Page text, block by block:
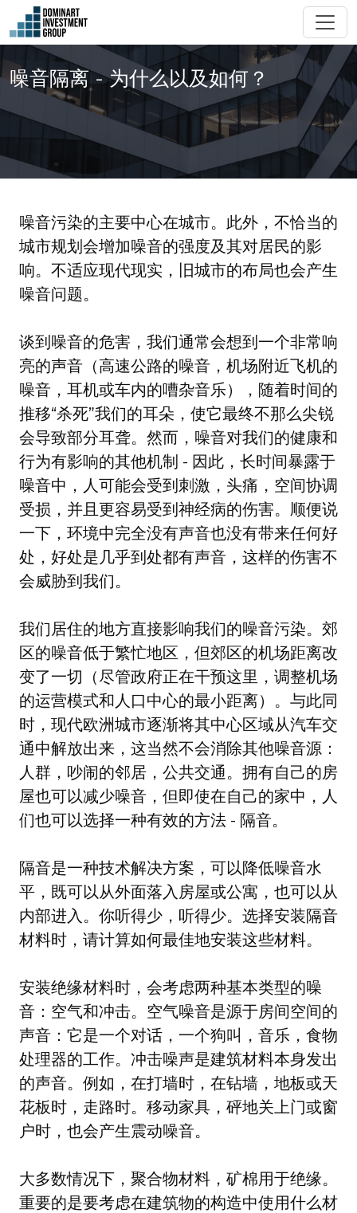
噪音隔离 - 为什么以及如何？
噪音污染的主要中心在城市。此外，不恰当的
城市规划会增加噪音的强度及其对居民的影
响。不适应现代现实，旧城市的布局也会产生
噪音问题。
谈到噪音的危害，我们通常会想到一个非常响
亮的声音（高速公路的噪音，机场附近飞机的
噪音，耳机或车内的嘈杂音乐），随着时间的
推移“杀死”我们的耳朵，使它最终不那么尖锐
会导致部分耳聋。然而，噪音对我们的健康和
行为有影响的其他机制 - 因此，长时间暴露于
噪音中，人可能会受到刺激，头痛，空间协调
受损，并且更容易受到神经病的伤害。顺便说
一下，环境中完全没有声音也没有带来任何好
处，好处是几乎到处都有声音，这样的伤害不
会威胁到我们。
我们居住的地方直接影响我们的噪音污染。郊
区的噪音低于繁忙地区，但郊区的机场距离改
变了一切（尽管政府正在干预这里，调整机场
的运营模式和人口中心的最小距离）。与此同
时，现代欧洲城市逐渐将其中心区域从汽车交
通中解放出来，这当然不会消除其他噪音源：
人群，吵闹的邻居，公共交通。拥有自己的房
屋也可以减少噪音，但即使在自己的家中，人
们也可以选择一种有效的方法 - 隔音。
隔音是一种技术解决方案，可以降低噪音水
平，既可以从外面落入房屋或公寓，也可以从
内部进入。你听得少，听得少。选择安装隔音
材料时，请计算如何最佳地安装这些材料。
安装绝缘材料时，会考虑两种基本类型的噪
音：空气和冲击。空气噪音是源于房间空间的
声音：它是一个对话，一个狗叫，音乐，食物
处理器的工作。冲击噪声是建筑材料本身发出
的声音。例如，在打墙时，在钻墙，地板或天
花板时，走路时。移动家具，砰地关上门或窗
户时，也会产生震动噪音。
大多数情况下，聚合物材料，矿棉用于绝缘。
重要的是要考虑在建筑物的构造中使用什么材